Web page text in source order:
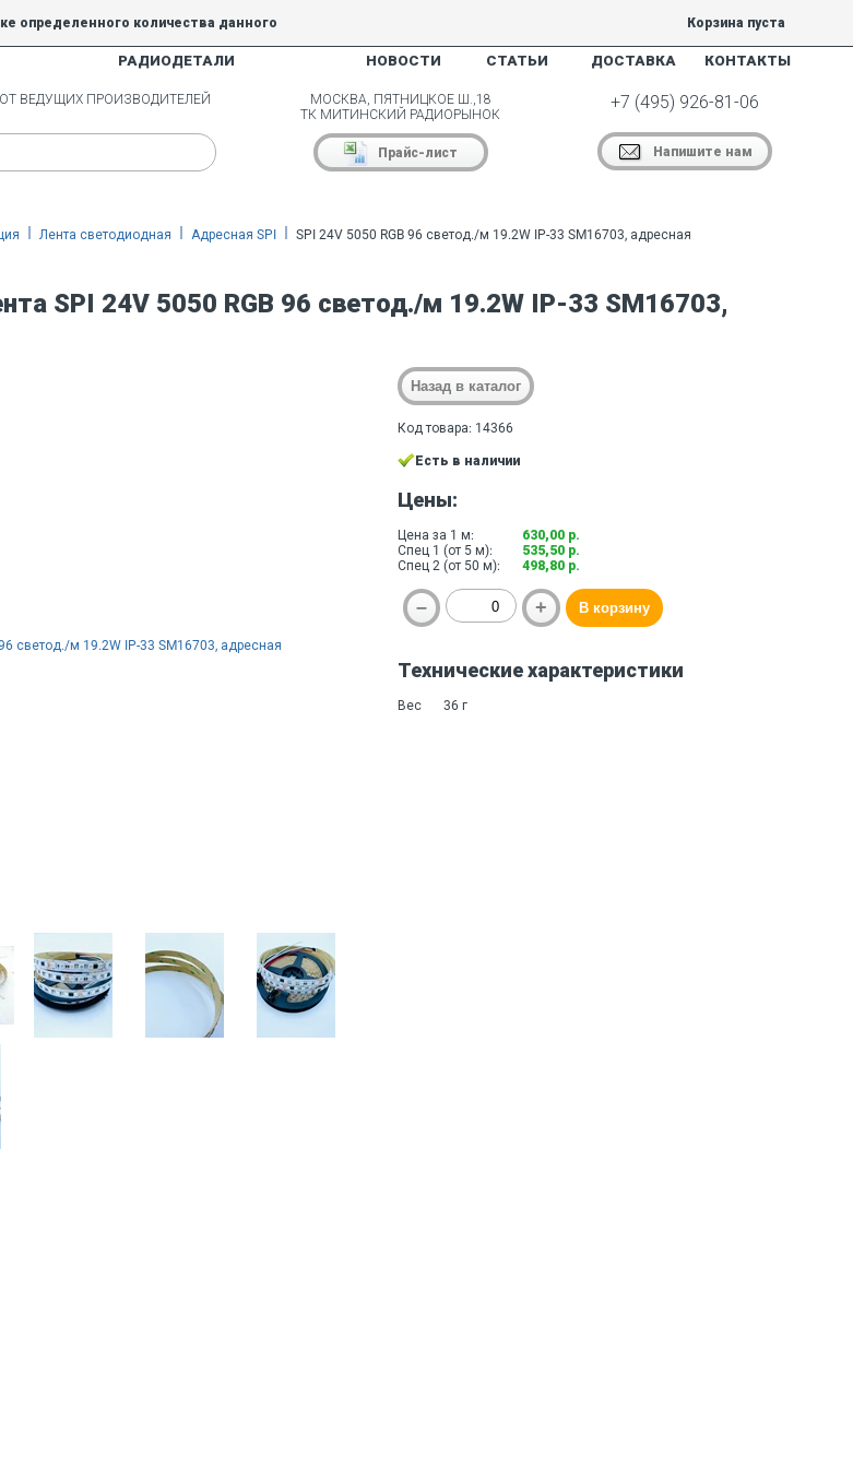
определенного количества данного Корзина пуста
РАДИОДЕТАЛИ НОВОСТИ СТАТЬИ ДОСТАВКА КОНТАКТЫ
ВЕДУЩИХ ПРОИЗВОДИТЕЛЕЙ
МОСКВА, ПЯТНИЦКОЕ Ш.,18
ТК МИТИНСКИЙ РАДИОРЫНОК
Прайс-лист
+7 (495) 926-81-06
Напишите нам
Лента светодиодная Адресная SPI SPI 24V 5050 RGB 96 светод./м 19.2W IP-33 SM16703, адресная
SPI 24V 5050 RGB 96 светод./м 19.2W IP-33 SM16703,
Код товара: 14366
Есть в наличии
Цены:
Цена за 1 м:
630,00 р.
Спец 1 (от 5 м):
535,50 р.
Спец 2 (от 50 м):
498,80 р.
Технические характеристики
Вес 36 г